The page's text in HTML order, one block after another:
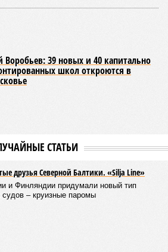
Воробьев: 39 новых и 40 капитально
школ откроются в
СТАТЬИ
друзья Северной Балтики. «Silja Line»
и Финляндии придумали новый тип
судов – круизные паромы